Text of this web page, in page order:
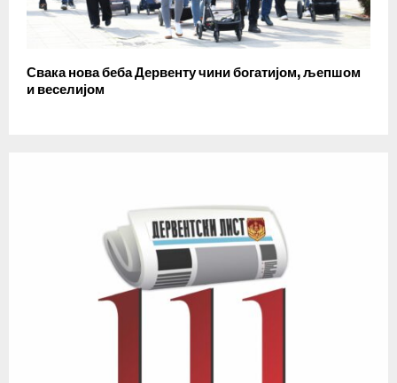
Свака нова беба Дервенту чини богатијом, љепшом
и веселијом